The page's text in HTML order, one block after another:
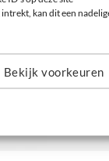
kan dit een
Bekijk voorkeuren